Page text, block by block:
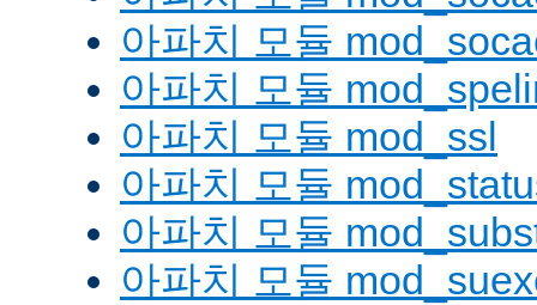
아파치 모듈
아파치 모듈
아파치 모듈 mod_ssl
아파치 모듈
아파치 모듈
아파치 모듈